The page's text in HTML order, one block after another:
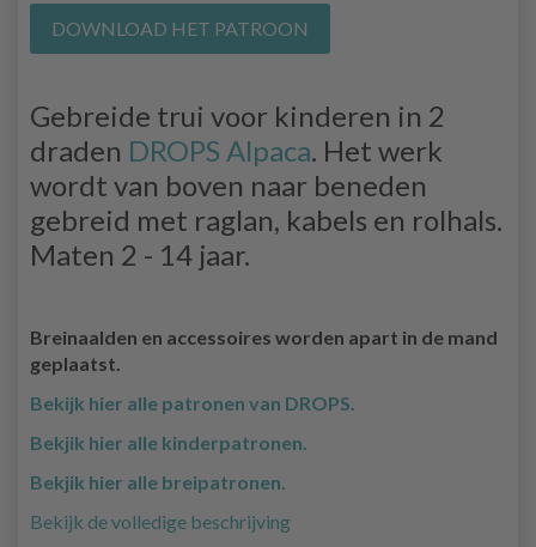
DOWNLOAD HET PATROON
Gebreide trui voor kinderen in 2
draden DROPS Alpaca. Het werk
wordt van boven naar beneden
gebreid met raglan, kabels en rolhals.
Maten 2 - 14 jaar.
Breinaalden en accessoires worden apart in de mand
geplaatst.
Bekijk hier alle patronen van DROPS.
Bekjik hier alle kinderpatronen.
Bekjik hier alle breipatronen.
Bekijk de volledige beschrijving